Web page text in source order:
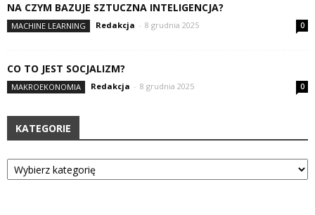
NA CZYM BAZUJE SZTUCZNA INTELIGENCJA?
MACHINE LEARNING Redakcja - 8 grudnia 2025 0
CO TO JEST SOCJALIZM?
MAKROEKONOMIA Redakcja - 8 grudnia 2025 0
KATEGORIE
Kategorie